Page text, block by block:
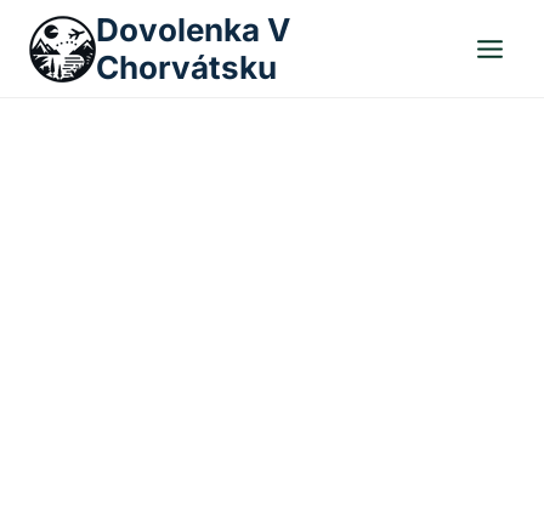
content
Dovolenka V
Chorvátsku